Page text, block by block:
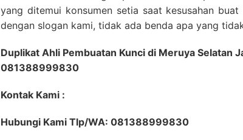
yang ditemui konsumen setia saat kesusahan
dengan slogan kami, tidak ada benda apa yang
Duplikat Ahli Pembuatan Kunci di Meruya Selatan
081388999830
Kontak Kami :
Hubungi Kami Tlp/WA: 081388999830